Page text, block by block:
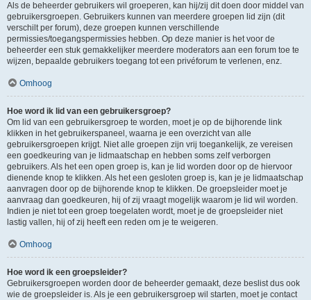
Als de beheerder gebruikers wil groeperen, kan hij/zij dit doen door middel van
gebruikersgroepen. Gebruikers kunnen van meerdere groepen lid zijn (dit
verschilt per forum), deze groepen kunnen verschillende
permissies/toegangspermissies hebben. Op deze manier is het voor de
beheerder een stuk gemakkelijker meerdere moderators aan een forum toe te
wijzen, bepaalde gebruikers toegang tot een privéforum te verlenen, enz.
Omhoog
Hoe word ik lid van een gebruikersgroep?
Om lid van een gebruikersgroep te worden, moet je op de bijhorende link
klikken in het gebruikerspaneel, waarna je een overzicht van alle
gebruikersgroepen krijgt. Niet alle groepen zijn vrij toegankelijk, ze vereisen
een goedkeuring van je lidmaatschap en hebben soms zelf verborgen
gebruikers. Als het een open groep is, kan je lid worden door op de hiervoor
dienende knop te klikken. Als het een gesloten groep is, kan je je lidmaatschap
aanvragen door op de bijhorende knop te klikken. De groepsleider moet je
aanvraag dan goedkeuren, hij of zij vraagt mogelijk waarom je lid wil worden.
Indien je niet tot een groep toegelaten wordt, moet je de groepsleider niet
lastig vallen, hij of zij heeft een reden om je te weigeren.
Omhoog
Hoe word ik een groepsleider?
Gebruikersgroepen worden door de beheerder gemaakt, deze beslist dus ook
wie de groepsleider is. Als je een gebruikersgroep wil starten, moet je contact